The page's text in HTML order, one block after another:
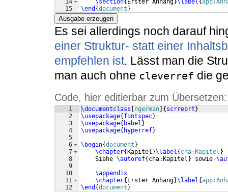
14
15
\section{ Erster Anhang}\label{
\end {document }
Ausgabe erzeugen
Es sei allerdings noch darauf
einer Struktur- statt einer
empfehlen ist. Lässt man die
man auch ohne cleverref die
Code, hier editierbar zum Übersetzen:
1
2
3
4
5
6
7
8
9
10
11
12
\documentclass ngerman { scrreprt }
\usepackage{ fontspec}
\usepackage{ babel }
\usepackage{ hyperref}
\begin{document }
\chapter{ Kapitel }\label{ cha:Kapitel }
    Siehe
\autoref{ cha:Kapitel } sowie
\appendix
\chapter{ Erster Anhang}\label{
\end {document }